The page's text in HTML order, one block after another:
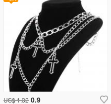
US$ 1.32 0.9